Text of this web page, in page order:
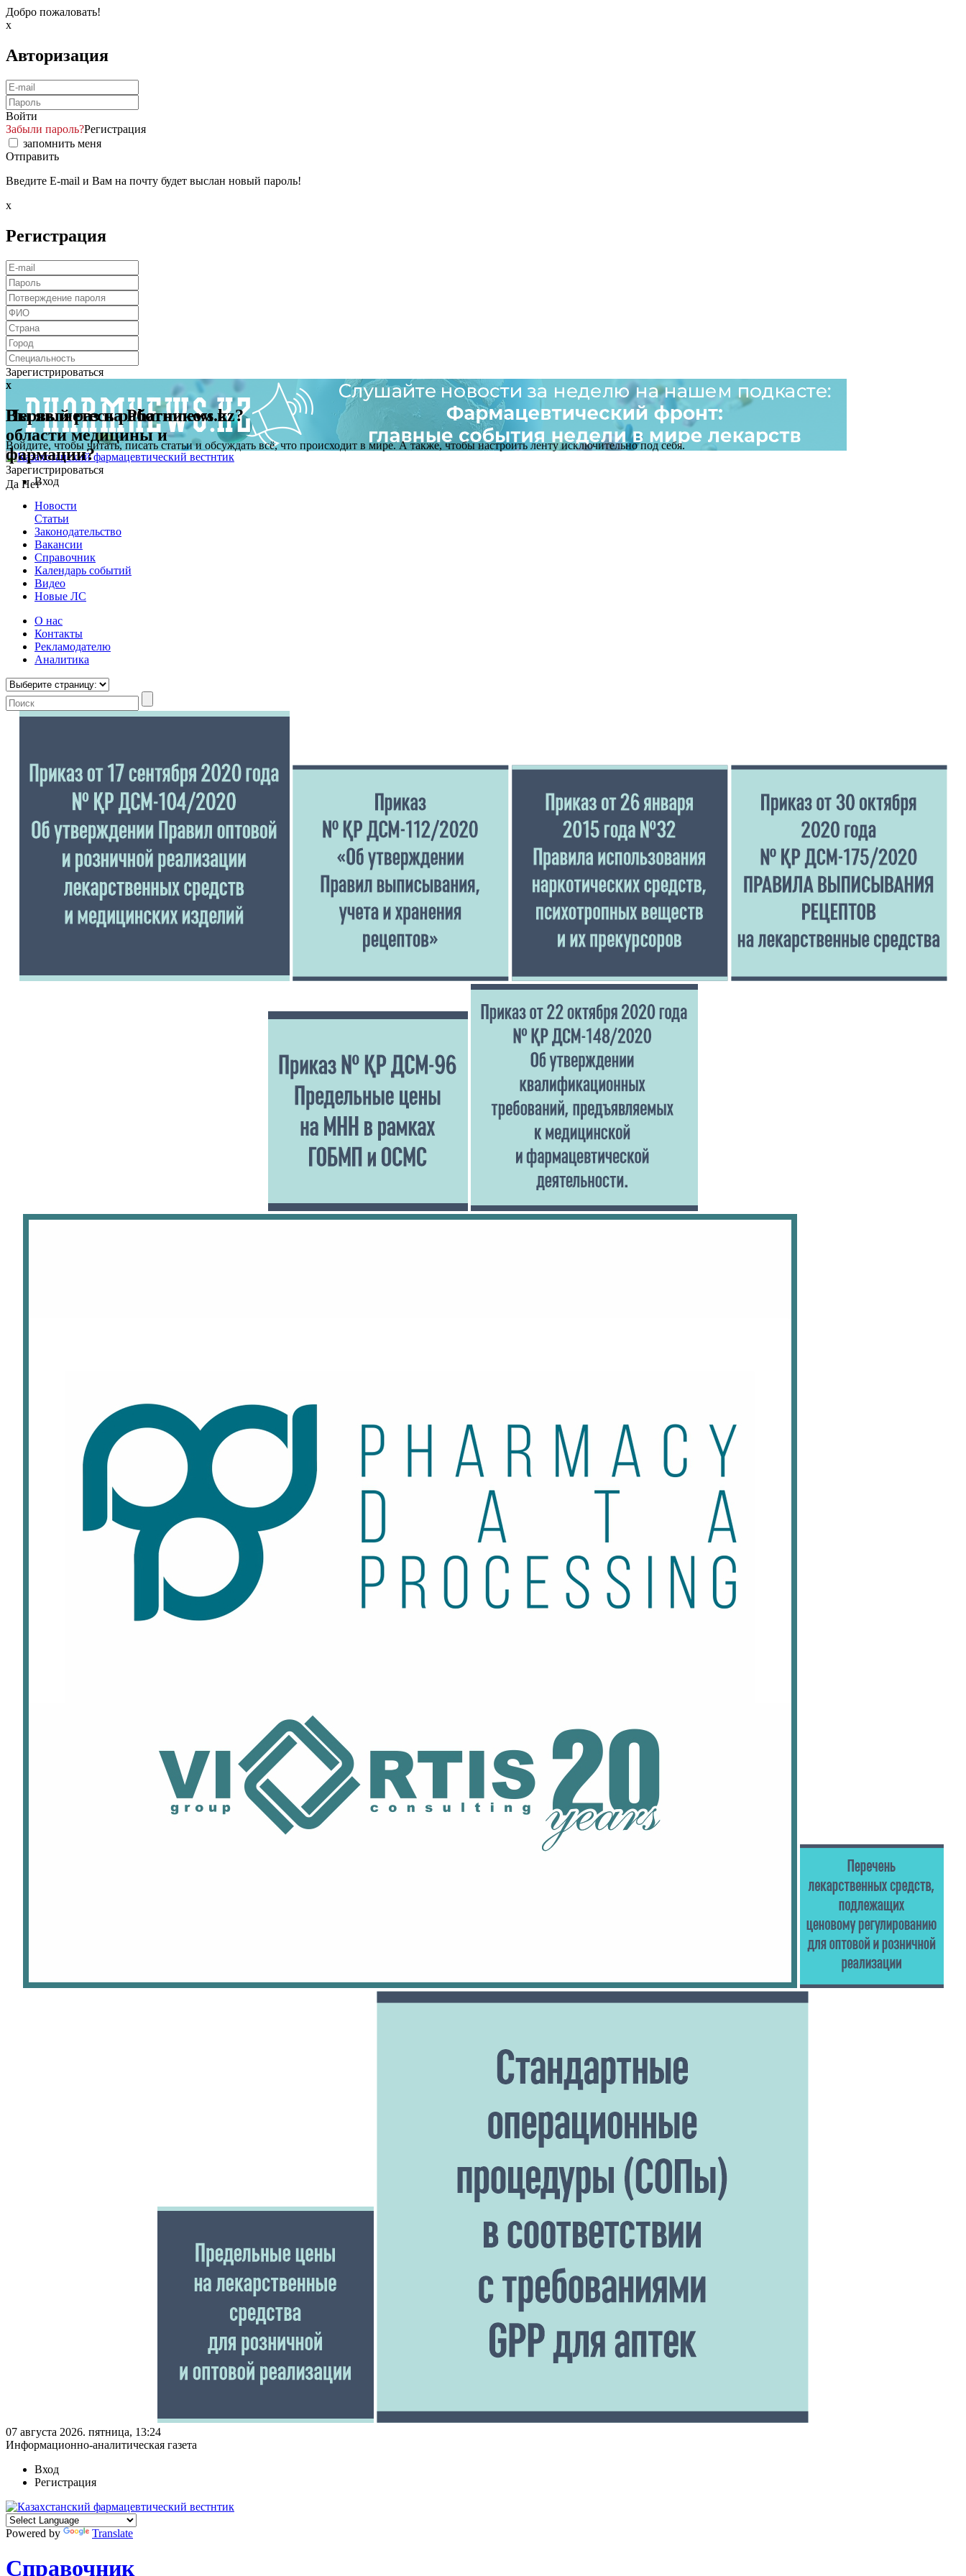
Добро пожаловать!
x
Авторизация
Войти
Забыли пароль?Регистрация
запомнить меня
Отправить
Введите E-mail и Вам на почту будет выслан новый пароль!
x
Регистрация
Зарегистрироваться
x
Первый раз на Pharmnews.kz?
Войдите, чтобы читать, писать статьи и обсуждать всё, что происходит в мире. А также, чтобы настроить ленту исключительно под себя.
Зарегистрироваться
x
Вы являетесь работником в
области медицины и
фармации?
Да НетВход
Новости
Статьи
Законодательство
Вакансии
Справочник
Календарь событий
Видео
Новые ЛС
О нас
Контакты
Рекламодателю
Аналитика
07 августа 2026. пятница, 13:24
Информационно-аналитическая газета
Вход
Регистрация
Powered by Translate
Справочник